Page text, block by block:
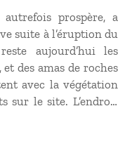
prospère, a
suite à l’éruption du
aujourd’hui les
des amas de roches
avec la végétation
sur le site. L’endroit
photos. À voir en